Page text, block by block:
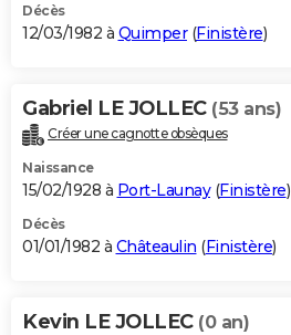
Décès
12/03/1982 à Quimper(Finistère)
Gabriel LE JOLLEC (53 ans)
Créer une cagnotte obsèques
Naissance
15/02/1928 à Port-Launay(Finistère)
Décès
01/01/1982 à Châteaulin (Finistère)
Kevin LE JOLLEC (0 an)